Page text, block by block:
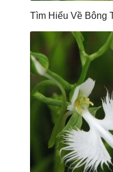
Tìm Hiểu Về Bông